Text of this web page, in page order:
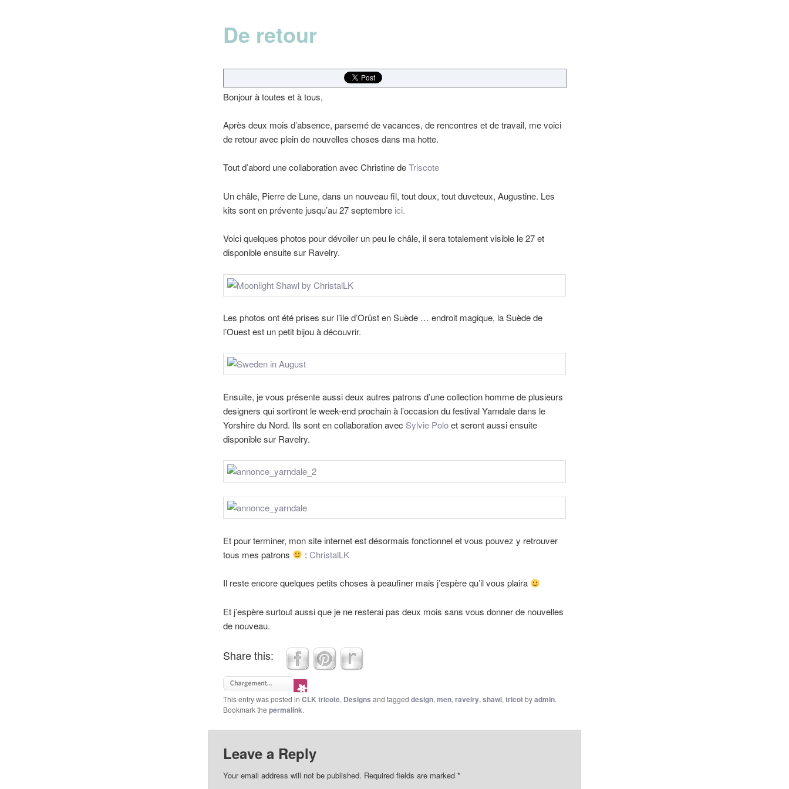
De retour
Bonjour à toutes et à tous,
Après deux mois d’absence, parsemé de vacances, de rencontres et de travail, me voici
de retour avec plein de nouvelles choses dans ma hotte.
Tout d’abord une collaboration avec Christine deTriscote
Un châle, Pierre de Lune, dans un nouveau fil, tout doux, tout duveteux, Augustine. Les
kits sont en prévente jusqu’au 27 septembreici.
Voici quelques photos pour dévoiler un peu le châle, il sera totalement visible le 27 et
disponible ensuite sur Ravelry.
Les photos ont été prises sur l’île d’Orüst en Suède … endroit magique, la Suède de
l’Ouest est un petit bijou à découvrir.
Ensuite, je vous présente aussi deux autres patrons d’une collection homme de plusieurs
designers qui sortiront le week-end prochain à l’occasion du festival Yarndale dans le
Yorshire du Nord. Ils sont en collaboration avec Sylvie Poloet seront aussi ensuite
disponible sur Ravelry.
Et pour terminer, mon site internet est désormais fonctionnel et vous pouvez y retrouver
tous mes patrons
: ChristalLK
Il reste encore quelques petits choses à peaufiner mais j’espère qu’il vous plaira
Et j’espère surtout aussi que je ne resterai pas deux mois sans vous donner de nouvelles
de nouveau.
Share this:
This entry was posted in CLK tricote, Designs and tagged design,men,ravelry,shawl,tricotbyadmin.
Bookmark the permalink.
Leave a Reply
Your email address will not be published. Required fields are marked *